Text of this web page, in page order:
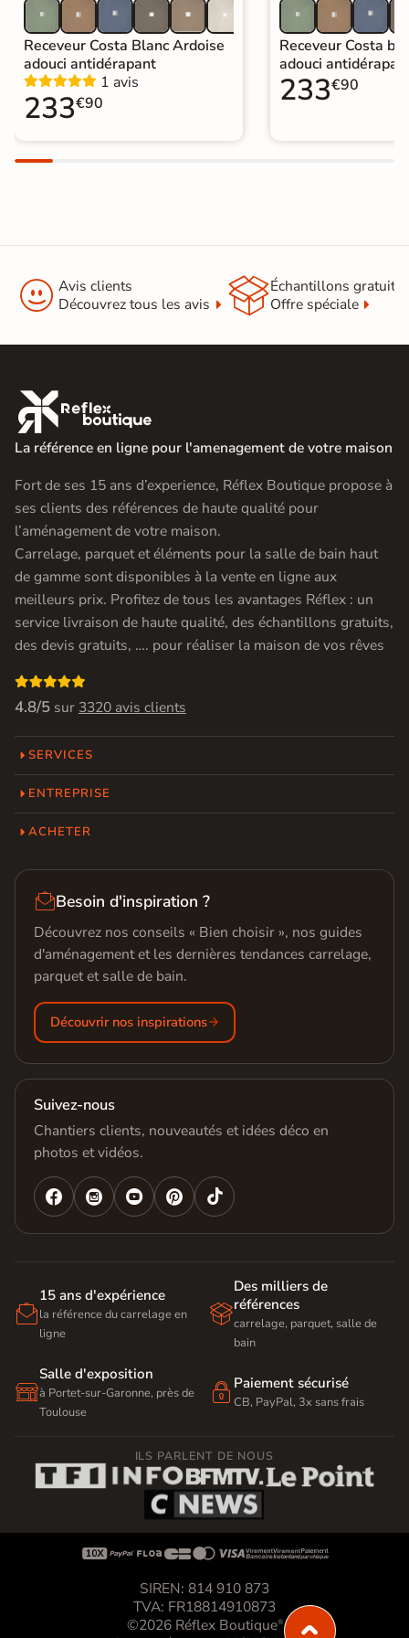
Receveur Costa Blanc Ardoise
adouci antidérapant
1 avis
233€90
Receveur Costa
adouci
233€90
 Avis clients
Découvrez tous les avis
Échantillons gratuit
Offre spéciale

La référence en ligne pour l'amenagement de votre maison
Fort de ses 15 ans d’experience, Réflex Boutique propose à
ses clients des références de haute qualité pour
l’aménagement de votre maison.
Carrelage, parquet et éléments pour la salle de bain haut
de gamme sont disponibles à la vente en ligne aux
meilleurs prix. Profitez de tous les avantages Réflex : un
service livraison de haute qualité, des échantillons gratuits,
des devis gratuits, …. pour réaliser la maison de vos rêves

4.8/5 sur 3320 avis clients
SERVICES
ENTREPRISE
ACHETER
Besoin d'inspiration ?
Découvrez nos conseils « Bien choisir », nos guides
d'aménagement et les dernières tendances carrelage,
parquet et salle de bain.
Découvrir nos inspirations
Suivez-nous
Chantiers clients, nouveautés et idées déco en
photos et vidéos.
   

15 ans d'expérience
la référence du carrelage en
ligne

Des milliers de
références
carrelage, parquet, salle de
bain

Salle d'exposition
à Portet-sur-Garonne, près de
Toulouse
 Paiement sécurisé
CB, PayPal, 3x sans frais
ILS PARLENT DE NOUS

SIREN: 814 910 873
TVA: FR18814910873
©2026 Réflex Boutique®